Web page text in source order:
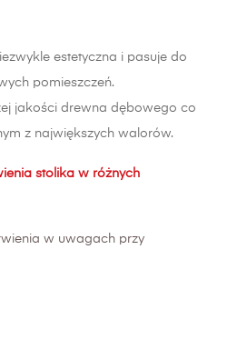
estetyczna i pasuje do
pomieszczeń.
jakości drewna dębowego co
z największych walorów.
stolika w różnych
w uwagach przy